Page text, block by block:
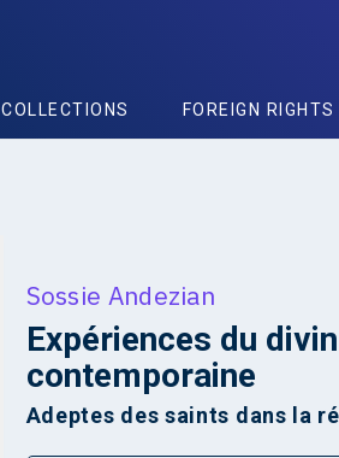
COLLECTIONS FOREIGN RIGHTS
Sossie Andezian
Expériences du
contemporaine
Adeptes des saints dans la